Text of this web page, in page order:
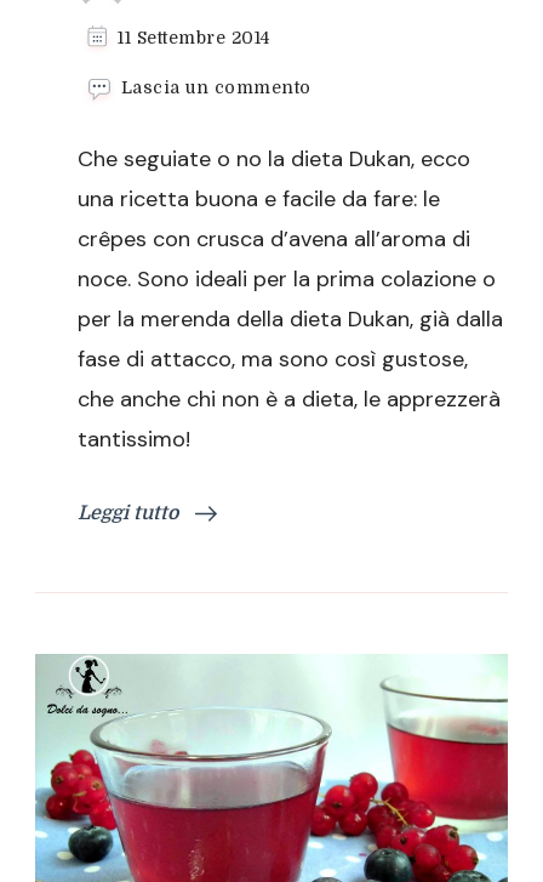
11 Settembre 2014
Lascia un commento
crusca
d’avena
di
Che seguiate o no la dieta Dukan, ecco
una ricetta buona e facile da fare: le
crêpes con crusca d’avena all’aroma di
noce. Sono ideali per la prima colazione o
per la merenda della dieta Dukan, già dalla
fase di attacco, ma sono così gustose,
che anche chi non è a dieta, le apprezzerà
tantissimo!
Leggi tutto